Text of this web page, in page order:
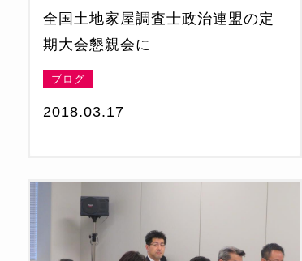
全国土地家屋調査士政治連盟の定
期大会懇親会に
ブログ
2018.03.17